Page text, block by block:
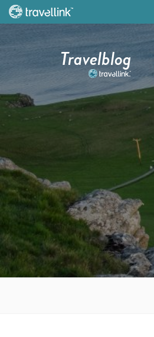
Travelblog